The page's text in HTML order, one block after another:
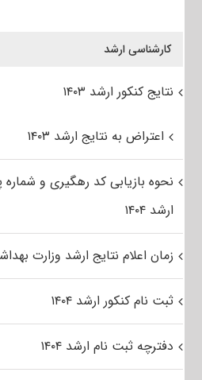
کارشناسی ارشد
نتایج کنکور ارشد ۱۴۰۳
اعتراض به نتایج ارشد ۱۴۰۳
نحوه بازیابی کد رهگیری و شماره
ارشد ۱۴۰۴
زمان اعلام نتایج ارشد وزارت بهداشت
ثبت نام کنکور ارشد ۱۴۰۴
دفترچه ثبت نام ارشد ۱۴۰۴